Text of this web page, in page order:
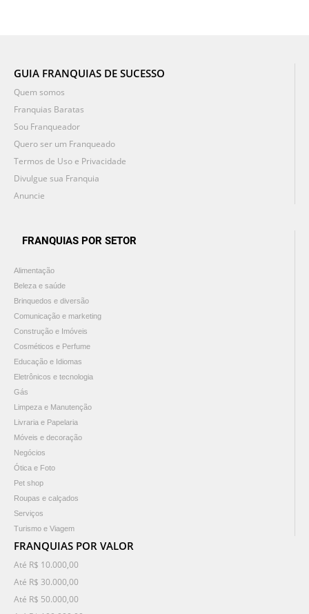
GUIA FRANQUIAS DE SUCESSO
Quem somos
Franquias Baratas
Sou Franqueador
Quero ser um Franqueado
Termos de Uso e Privacidade
Divulgue sua Franquia
Anuncie
FRANQUIAS POR SETOR
Alimentação
Beleza e saúde
Brinquedos e diversão
Comunicação e marketing
Construção e Imóveis
Cosméticos e Perfume
Educação e Idiomas
Eletrônicos e tecnologia
Gás
Limpeza e Manutenção
Livraria e Papelaria
Móveis e decoração
Negócios
Ótica e Foto
Pet shop
Roupas e calçados
Serviços
Turismo e Viagem
FRANQUIAS POR VALOR
Até R$ 10.000,00
Até R$ 30.000,00
Até R$ 50.000,00